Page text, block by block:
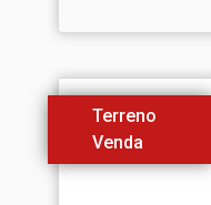
Terreno
Venda